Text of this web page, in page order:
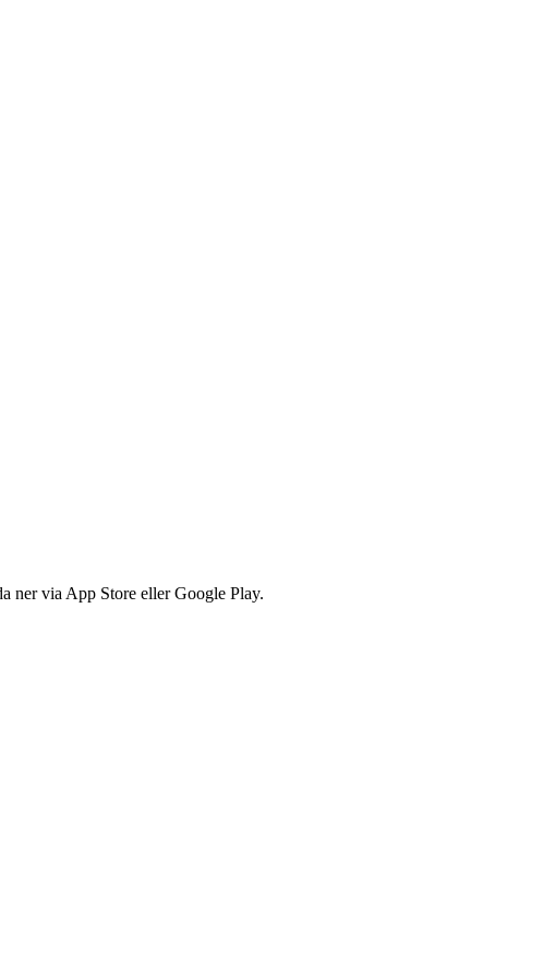
ner via App Store eller Google Play.